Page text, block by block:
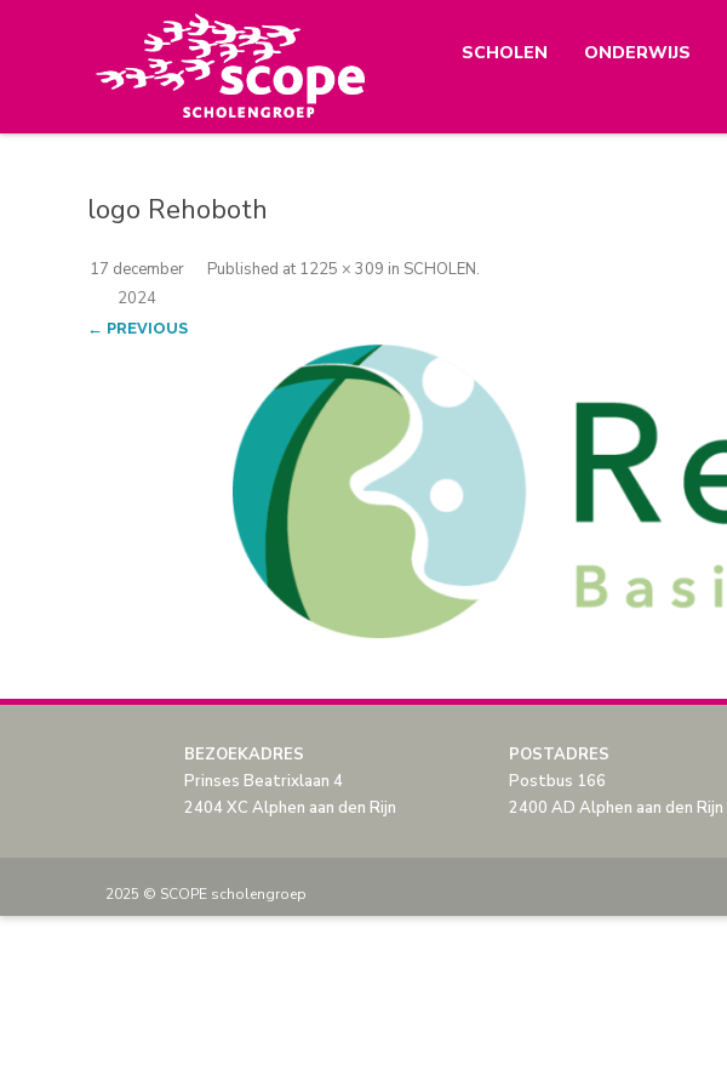
SCHOLEN ONDERWIJS
logo Rehoboth
Published
17 december
2024
at 1225 × 309 in SCHOLEN.
← PREVIOUS
BEZOEKADRES
Prinses Beatrixlaan 4
2404 XC Alphen aan den Rijn
POSTADRES
Postbus 166
2400 AD Alphen aan den Rijn
2025 © SCOPE scholengroep